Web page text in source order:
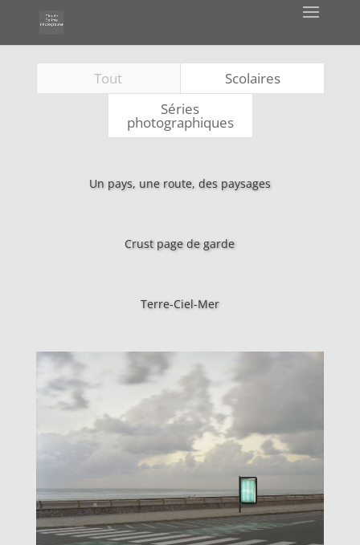
Tout
Scolaires
Séries
photographiques
Un pays, une route, des paysages
Crust page de garde
Terre-Ciel-Mer